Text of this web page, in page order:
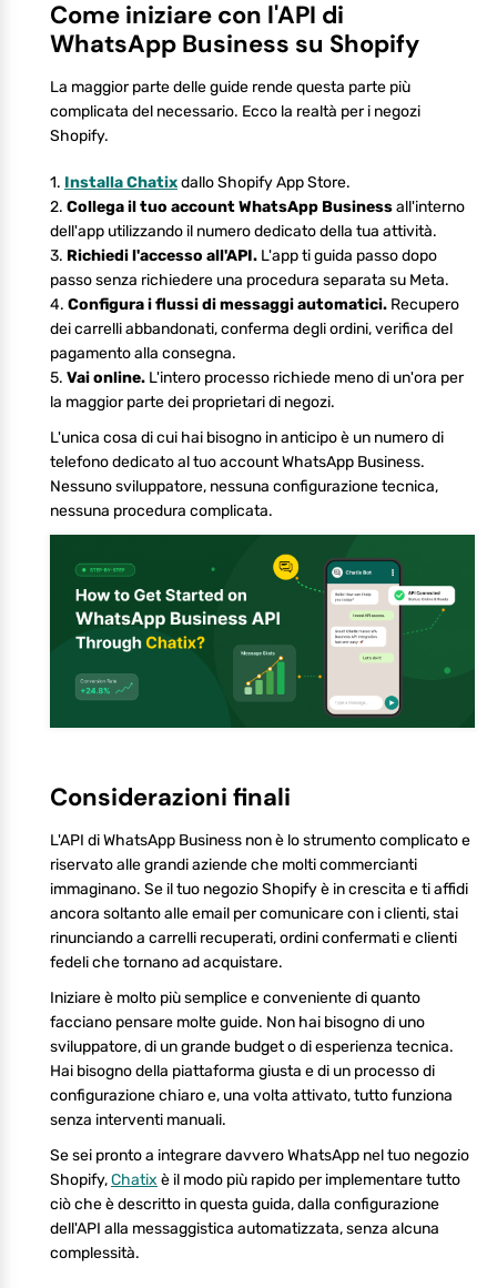
Come iniziare con l'API di
WhatsApp Business su Shopify
La maggior parte delle guide rende questa parte più
complicata del necessario. Ecco la realtà per i negozi
Shopify.
1. Installa Chatixdallo Shopify App Store.
2. Collega il tuo account WhatsApp Businessall'interno
dell'app utilizzando il numero dedicato della tua attività.
3. Richiedi l'accesso all'API. L'app ti guida passo dopo
passo senza richiedere una procedura separata su Meta.
4. Configura i flussi di messaggi automatici. Recupero
dei carrelli abbandonati, conferma degli ordini, verifica del
pagamento alla consegna.
5. Vai online. L'intero processo richiede meno di un'ora per
la maggior parte dei proprietari di negozi.
L'unica cosa di cui hai bisogno in anticipo è un numero di
telefono dedicato al tuo account WhatsApp Business.
Nessuno sviluppatore, nessuna configurazione tecnica,
nessuna procedura complicata.
Considerazioni finali
L'API di WhatsApp Business non è lo strumento complicato e
riservato alle grandi aziende che molti commercianti
immaginano. Se il tuo negozio Shopify è in crescita e ti affidi
ancora soltanto alle email per comunicare con i clienti, stai
rinunciando a carrelli recuperati, ordini confermati e clienti
fedeli che tornano ad acquistare.
Iniziare è molto più semplice e conveniente di quanto
facciano pensare molte guide. Non hai bisogno di uno
sviluppatore, di un grande budget o di esperienza tecnica.
Hai bisogno della piattaforma giusta e di un processo di
configurazione chiaro e, una volta attivato, tutto funziona
senza interventi manuali.
Se sei pronto a integrare davvero WhatsApp nel tuo negozio
Shopify,Chatix è il modo più rapido per implementare tutto
ciò che è descritto in questa guida, dalla configurazione
dell'API alla messaggistica automatizzata, senza alcuna
complessità.